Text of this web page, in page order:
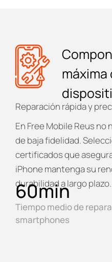
máxima
Reparación rápida y
En Free Mobile Reus no
de baja fidelidad.
certificados que
iPhone mantenga su
durabilidad a largo plazo.
Tiempo medio de
smartphones
60min